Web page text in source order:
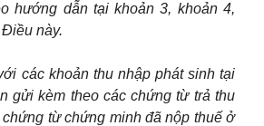
hướng dẫn tại khoản 3, khoản 4,
này.
các khoản thu nhập phát sinh tại
gửi kèm theo các chứng từ trả thu
từ chứng minh đã nộp thuế ở